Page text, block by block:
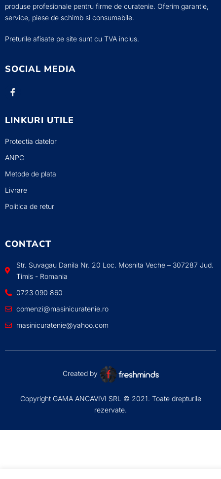
produse profesionale pentru firme de curatenie. Oferim garantie,
service, piese de schimb si consumabile.
Preturile afisate pe site sunt cu TVA inclus.
SOCIAL MEDIA
LINKURI UTILE
Protectia datelor
ANPC
Metode de plata
Livrare
Politica de retur
CONTACT
Str. Suvagau Danila Nr. 20 Loc. Mosnita Veche – 307287 Jud.
Timis - Romania
0723 090 860
comenzi@masinicuratenie.ro
masinicuratenie@yahoo.com
Created by
Copyright GAMA ANCAVIVI SRL © 2021. Toate drepturile
rezervate.